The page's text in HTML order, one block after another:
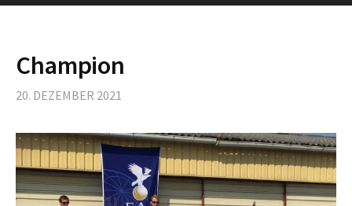
Champion
20. DEZEMBER 2021